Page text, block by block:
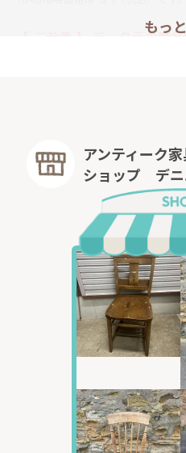
【 ご参考 】 データ元の商
で、現時点における価格相
ざいます。
また商品性（サイズ・デ
がありますので、上記のリ
をご確認ください。
◆メンテナンス概算費用に
メンテナンス費用は入荷後
等により、ご購入お手続き
がございます。
また、メニュー以外のメン
能な場合もございますので、
ご希望がございましたら
い。別途お見積り申し上げ
もっ
アンティーク
ショップ デニ